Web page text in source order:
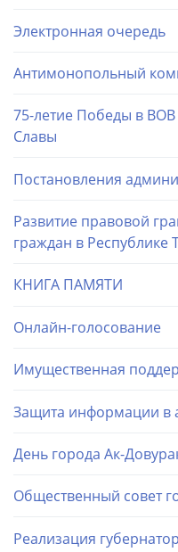
Электронная очередь
Антимонопольный
75-летие Победы в ВОВ
Славы
Постановления
Развитие правовой
граждан в Республике
КНИГА ПАМЯТИ
Онлайн-голосование
Имущественная
Защита информации в
День города Ак-
Общественный совет
Реализация